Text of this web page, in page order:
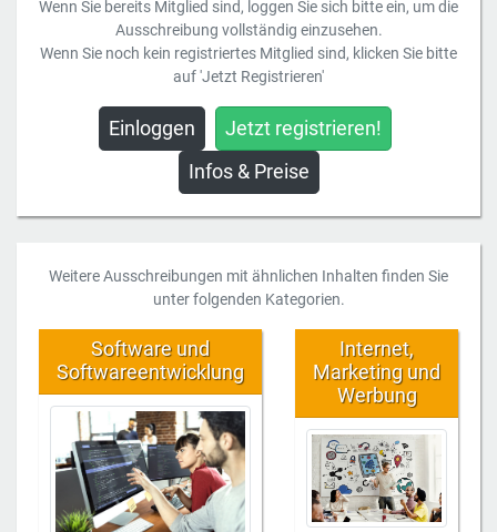
Wenn Sie bereits Mitglied sind, loggen Sie sich bitte ein, um die
Ausschreibung vollständig einzusehen.
Wenn Sie noch kein registriertes Mitglied sind, klicken Sie bitte
auf 'Jetzt Registrieren'
Einloggen
Jetzt registrieren!
Infos & Preise
Weitere Ausschreibungen mit ähnlichen Inhalten finden Sie
unter folgenden Kategorien.
Software und
Softwareentwicklung
Internet,
Marketing und
Werbung